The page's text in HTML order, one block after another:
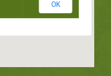
OK